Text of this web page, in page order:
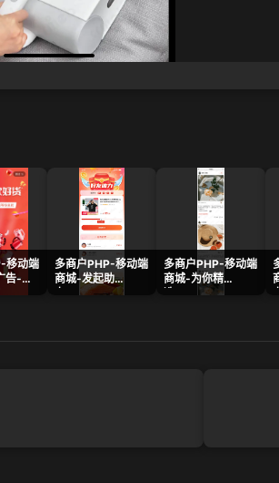
移动端
告-样
多商户PHP-移动端
商城-发起助
力.png
多商户PHP-移动端
商城-为你精